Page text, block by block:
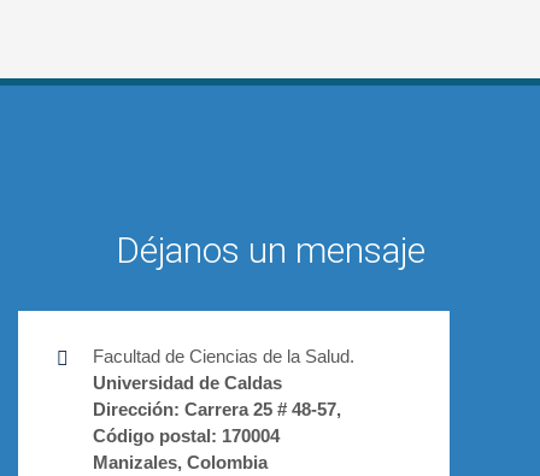
Déjanos un mensaje
Facultad de Ciencias de la Salud.
Universidad de Caldas
Dirección: Carrera 25 # 48-57,
Código postal: 170004
Manizales, Colombia